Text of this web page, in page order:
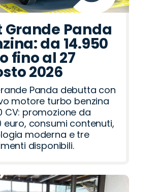
Grande Panda
da 14.950
fino al 27
2026
Panda debutta con
motore turbo benzina
CV: promozione da
euro, consumi contenuti,
moderna e tre
disponibili.